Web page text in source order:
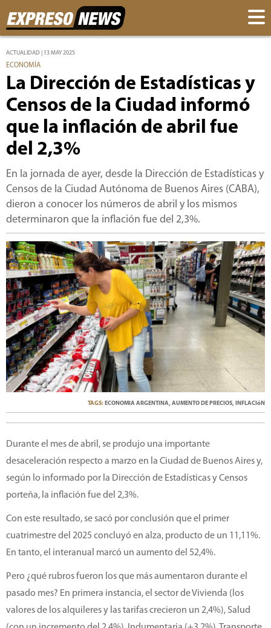
ACTUALIDAD | 13 MAY 2025
ECONOMÍA
La Dirección de Estadísticas y
Censos de la Ciudad informó
que la inflación de abril fue
del 2,3%
En la jornada de ayer, desde la Dirección de Estadísticas y
Censos de la Ciudad Autónoma de Buenos Aires (CABA),
dieron a conocer los números de abril y los mismos
determinaron que la inflación fue del 2,3%.
TAGS:ECONOMIA ARGENTINA, AUMENTO DE PRECIOS, INFLACIóN
Durante el mes de abril, se produjo una importante
desaceleración respecto a marzo en la Ciudad de Buenos Aires y,
según lo informado por la Dirección de Estadísticas y Censos
porteña, la inflación fue del 2,3%.
Con este resultado, se sacó por conclusión que el primer
cuatrimestre del 2025 concluyó en alza, producto de un 11,11%.
En tanto, el interanual marcó un aumento del 52,4%.
Pero ¿qué rubros fueron los que más aumentaron durante el
pasado mes? En primera instancia, el sector de Vivienda (los
valores de los alquileres y las tarifas crecieron un 2,4%), Salud